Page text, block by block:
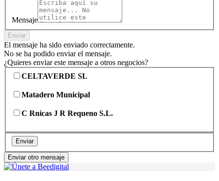
Mensaje
Enviar
El mensaje ha sido enviado correctamente.
No se ha podido enviar el mensaje.
¿Quieres enviar este mensaje a otros negocios?
CELTAVERDE SL
Matadero Municipal
C Rnicas J R Requeno S.L.
Enviar
Enviar otro mensaje